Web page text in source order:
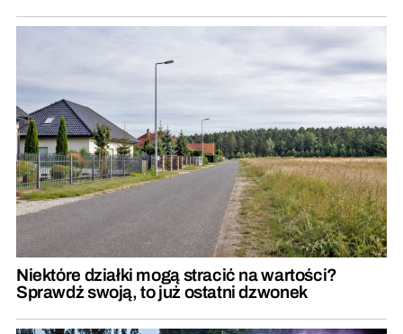
Niektóre działki mogą stracić na wartości?
Sprawdź swoją, to już ostatni dzwonek